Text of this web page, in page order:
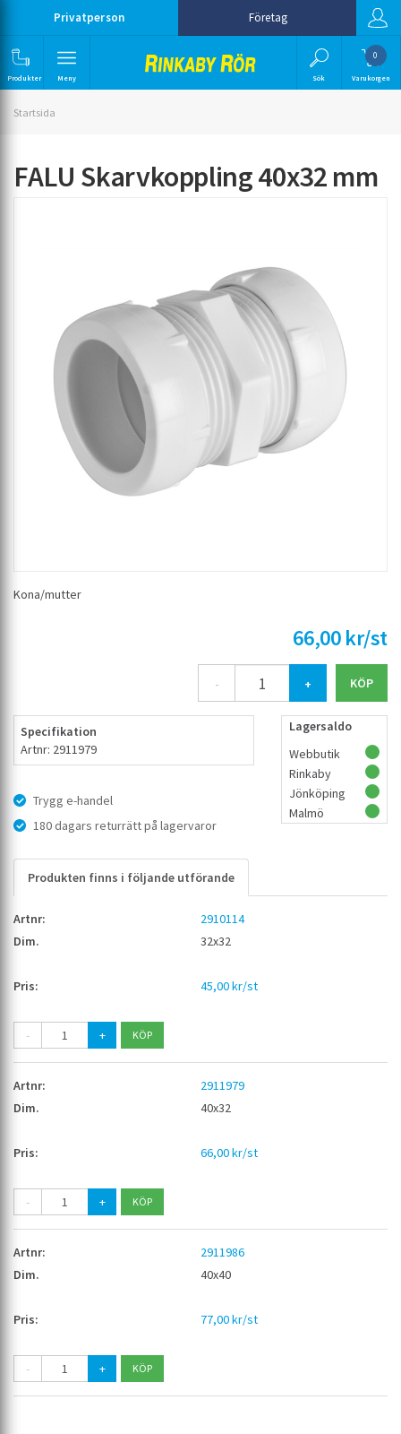
Privatperson Företag
Produkter Meny Sök
0
Varukorgen
Startsida
FALU Skarvkoppling 40x32 mm
Kona/mutter
66,00 kr/st
- +
Specifikation
Artnr: 2911979
Trygg e-handel
180 dagars returrätt på lagervaror
Lagersaldo
Webbutik
Rinkaby
Jönköping
Malmö
Produkten finns i följande utförande
2910114
32x32
45,00 kr/st
- +
2911979
40x32
66,00 kr/st
- +
2911986
40x40
77,00 kr/st
- +